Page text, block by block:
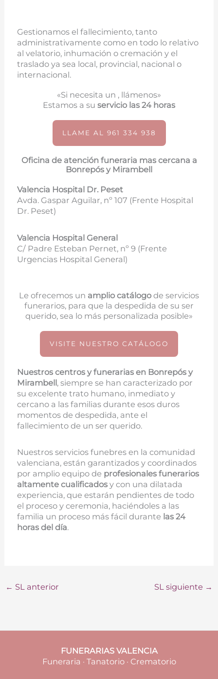
Gestionamos el fallecimiento, tanto
administrativamente como en todo lo relativo
al velatorio, inhumación o cremación y el
traslado ya sea local, provincial, nacional o
internacional.
«Si necesita un , llámenos»
Estamos a su servicio las 24 horas
LLAME AL 961 334 938
Oficina de atención funeraria mas cercana a
Bonrepós y Mirambell
Valencia Hospital Dr. Peset
Avda. Gaspar Aguilar, nº 107 (Frente Hospital
Dr. Peset)
Valencia Hospital General
C/ Padre Esteban Pernet, nº 9 (Frente
Urgencias Hospital General)
Le ofrecemos un amplio catálogo de servicios
funerarios, para que la despedida de su ser
querido, sea lo más personalizada posible»
VISITE NUESTRO CATÁLOGO
Nuestros centros y funerarias en Bonrepós y
Mirambell, siempre se han caracterizado por
su excelente trato humano, inmediato y
cercano a las familias durante esos duros
momentos de despedida, ante el
fallecimiento de un ser querido.
Nuestros servicios funebres en la comunidad
valenciana, están garantizados y coordinados
por amplio equipo de profesionales funerarios
altamente cualificados y con una dilatada
experiencia, que estarán pendientes de todo
el proceso y ceremonia, haciéndoles a las
familia un proceso más fácil durante las 24
horas del día.
← SL anterior SL siguiente →
FUNERARIAS VALENCIA
Funeraria · Tanatorio · Crematorio